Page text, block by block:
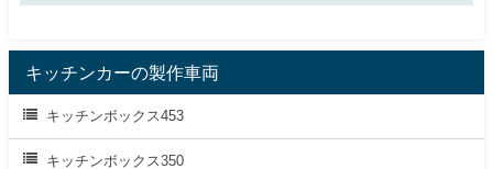
キッチンカーの製作車両
キッチンボックス453
キッチンボックス350